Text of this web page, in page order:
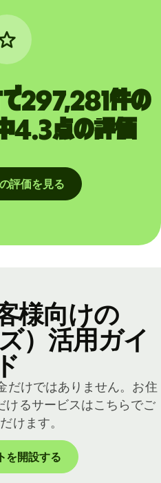
件の
中4.3点の評価
評価を見る
様向けの
）活用ガイ
ド
だけではありません。お住
けるサービスはこちらでご
けます。
を開設する